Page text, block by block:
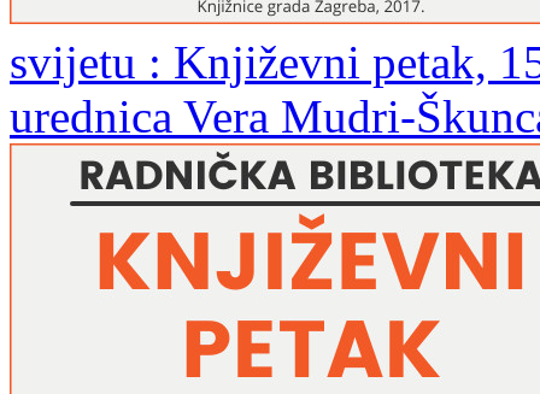
svijetu : Književni petak,
urednica Vera Mudri-